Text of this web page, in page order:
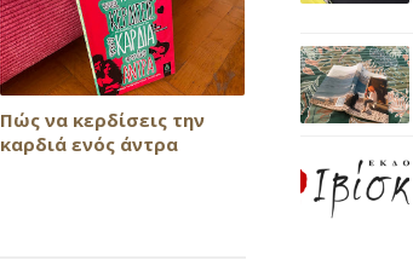
Πώς να κερδίσεις την
καρδιά ενός άντρα